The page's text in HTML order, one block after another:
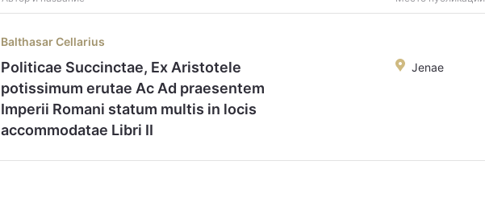
Balthasar Cellarius
Politicae Succinctae, Ex Aristotele
potissimum erutae Ac Ad praesentem
Imperii Romani statum multis in locis
accommodatae Libri II
Jenae